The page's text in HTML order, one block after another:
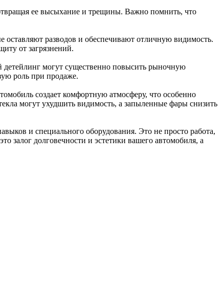
ее высыхание и трещины. Важно помнить, что
оставляют разводов и обеспечивают отличную видимость.
от загрязнений.
детейлинг могут существенно повысить рыночную
роль при продаже.
создает комфортную атмосферу, что особенно
могут ухудшить видимость, а запыленные фары снизить
и специального оборудования. Это не просто работа,
залог долговечности и эстетики вашего автомобиля, а